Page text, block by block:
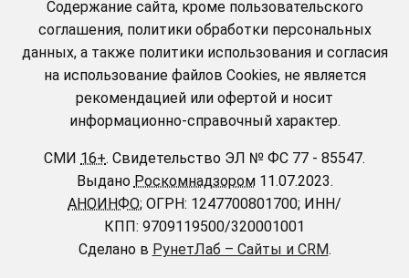
Содержание сайта, кроме пользовательского
соглашения, политики обработки персональных
данных, а также политики использования и согласия
на использование файлов Cookies, не является
рекомендацией или офертой и носит
информационно-справочный характер.
СМИ 16+. Свидетельство ЭЛ № ФС 77 - 85547.
Выдано Роскомнадзором11.07.2023.
АНОИНФО; ОГРН: 1247700801700; ИНН/
КПП: 9709119500/320001001
Сделано в РунетЛаб – Сайты и CRM.